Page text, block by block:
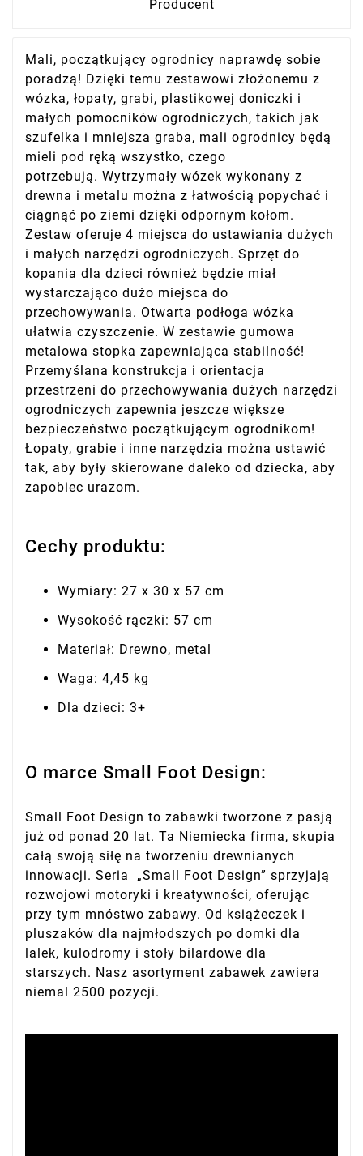
Producent
Mali, początkujący ogrodnicy naprawdę sobie
poradzą! Dzięki temu zestawowi złożonemu z
wózka, łopaty, grabi, plastikowej doniczki i
małych pomocników ogrodniczych, takich jak
szufelka i mniejsza graba, mali ogrodnicy będą
mieli pod ręką wszystko, czego
potrzebują. Wytrzymały wózek wykonany z
drewna i metalu można z łatwością popychać i
ciągnąć po ziemi dzięki odpornym kołom.
Zestaw oferuje 4 miejsca do ustawiania dużych
i małych narzędzi ogrodniczych. Sprzęt do
kopania dla dzieci również będzie miał
wystarczająco dużo miejsca do
przechowywania. Otwarta podłoga wózka
ułatwia czyszczenie. W zestawie gumowa
metalowa stopka zapewniająca stabilność!
Przemyślana konstrukcja i orientacja
przestrzeni do przechowywania dużych narzędzi
ogrodniczych zapewnia jeszcze większe
bezpieczeństwo początkującym ogrodnikom!
Łopaty, grabie i inne narzędzia można ustawić
tak, aby były skierowane daleko od dziecka, aby
zapobiec urazom.
Cechy produktu:
Wymiary: 27 x 30 x 57 cm
Wysokość rączki: 57 cm
Materiał: Drewno, metal
Waga: 4,45 kg
Dla dzieci: 3+
O marce Small Foot Design:
Small Foot Design to zabawki tworzone z pasją
już od ponad 20 lat. Ta Niemiecka firma, skupia
całą swoją siłę na tworzeniu drewnianych
innowacji. Seria „Small Foot Design” sprzyjają
rozwojowi motoryki i kreatywności, oferując
przy tym mnóstwo zabawy. Od książeczek i
pluszaków dla najmłodszych po domki dla
lalek, kulodromy i stoły bilardowe dla
starszych. Nasz asortyment zabawek zawiera
niemal 2500 pozycji.